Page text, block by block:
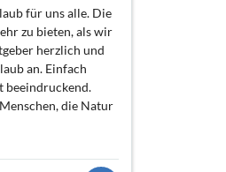
für uns alle. Die
zu bieten, als wir
herzlich und
an. Einfach
beeindruckend.
die Natur